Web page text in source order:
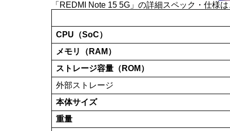
「REDMI Note 15 5G」の詳細スペック・仕様
CPU（SoC）
メモリ（RAM）
ストレージ容量（ROM）
外部ストレージ
本体サイズ
重量